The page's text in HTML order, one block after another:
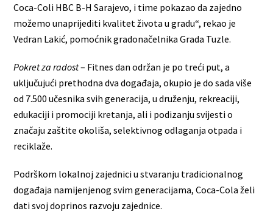
Coca-Coli HBC B-H Sarajevo, i time pokazao da zajedno
možemo unaprijediti kvalitet života u gradu“, rekao je
Vedran Lakić, pomoćnik gradonačelnika Grada Tuzle.
Pokret za radost– Fitnes dan održan je po treći put, a
uključujući prethodna dva događaja, okupio je do sada više
od 7.500 učesnika svih generacija, u druženju, rekreaciji,
edukaciji i promociji kretanja, ali i podizanju svijesti o
značaju zaštite okoliša, selektivnog odlaganja otpada i
reciklaže.
Podrškom lokalnoj zajednici u stvaranju tradicionalnog
događaja namijenjenog svim generacijama, Coca-Cola želi
dati svoj doprinos razvoju zajednice.